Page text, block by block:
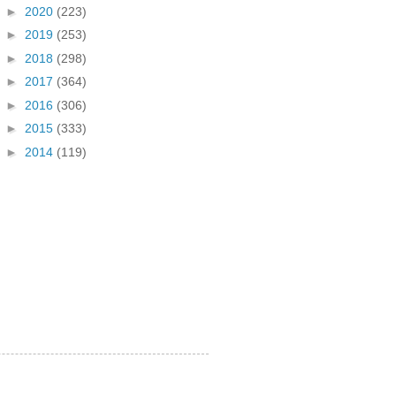
► 2020 (223)
► 2019 (253)
► 2018 (298)
► 2017 (364)
► 2016 (306)
► 2015 (333)
► 2014 (119)